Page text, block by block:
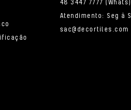
48 3447 7777 (Whats)
Atendimento: Seg à
sac@decortiles.com